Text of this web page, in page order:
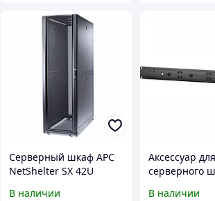
Серверный шкаф APC
NetShelter SX 42U
В наличии
Аксессуар для
серверного
В наличии